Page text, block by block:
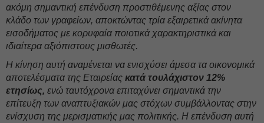
ακόμη σημαντική επένδυση προστιθέμενης αξίας στον
κλάδο των γραφείων, αποκτώντας τρία εξαιρετικά ακίνητα
εισοδήματος με κορυφαία ποιοτικά χαρακτηριστικά και
ιδιαίτερα αξιόπιστους μισθωτές.
Η κίνηση αυτή αναμένεται να ενισχύσει άμεσα τα οικονομικά
αποτελέσματα της Εταιρείας κατά τουλάχιστον 12%
ετησίως, ενώ ταυτόχρονα επιταχύνει σημαντικά την
επίτευξη των αναπτυξιακών μας στόχων συμβάλλοντας στην
ενίσχυση της μερισματικής μας πολιτικής. Η επένδυση αυτή